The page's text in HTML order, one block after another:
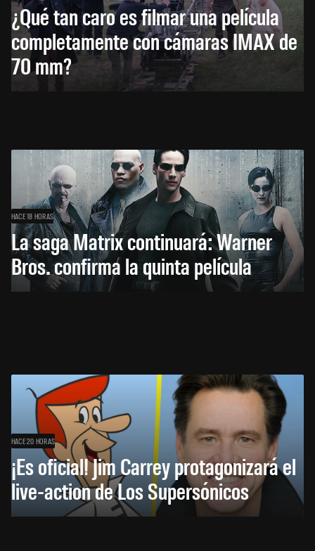
¿Qué tan caro es filmar una película
completamente con cámaras IMAX de
70 mm?
HACE 18 HORAS
La saga Matrix continuará: Warner
Bros. confirma la quinta película
HACE 20 HORAS
¡Es oficial! Jim Carrey protagonizará el
live-action de Los Supersónicos